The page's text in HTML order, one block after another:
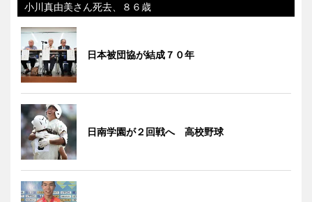
小川真由美さん死去、８６歳
日本被団協が結成７０年
日南学園が２回戦へ 高校野球